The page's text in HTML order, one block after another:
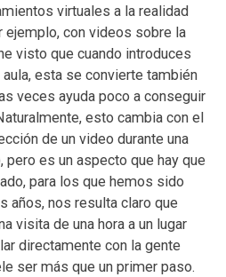
virtuales a la realidad
ejemplo, con videos sobre la
visto que cuando introduces
esta se convierte también
veces ayuda poco a conseguir
esto cambia con el
de un video durante una
es un aspecto que hay que
para los que hemos sido
años, nos resulta claro que
visita de una hora a un lugar
directamente con la gente
ser más que un primer paso.